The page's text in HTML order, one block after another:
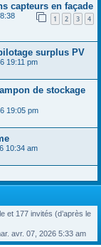
capteurs en façade
1 2 3 4
surplus PV
19:11 pm
de stockage
19:05 pm
10:34 am
et 177 invités (d’après le
avr. 07, 2026 5:33 am